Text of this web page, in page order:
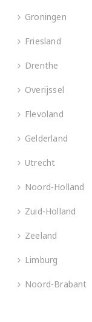
Groningen
Friesland
Drenthe
Overijssel
Flevoland
Gelderland
Utrecht
Noord-Holland
Zuid-Holland
Zeeland
Limburg
Noord-Brabant